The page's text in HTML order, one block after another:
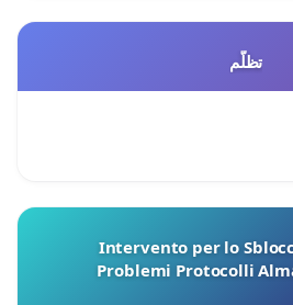
تظلّم
Intervento per lo
Problemi Protocolli